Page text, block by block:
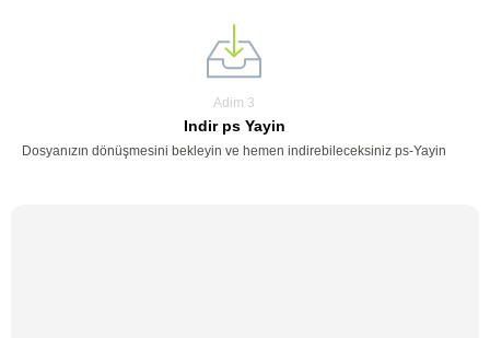
Adim 3
Indir ps Yayin
Dosyanızın dönüşmesini bekleyin ve hemen indirebileceksiniz ps-Yayin